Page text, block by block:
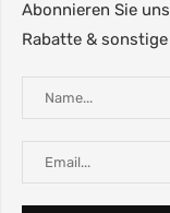
Abonnieren Sie
Rabatte &